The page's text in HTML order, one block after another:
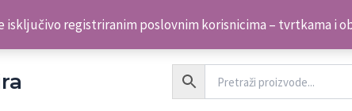
isključivo registriranim poslovnim korisnicima – tvrtkama i